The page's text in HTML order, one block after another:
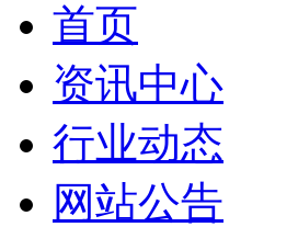
首页
资讯中心
行业动态
网站公告